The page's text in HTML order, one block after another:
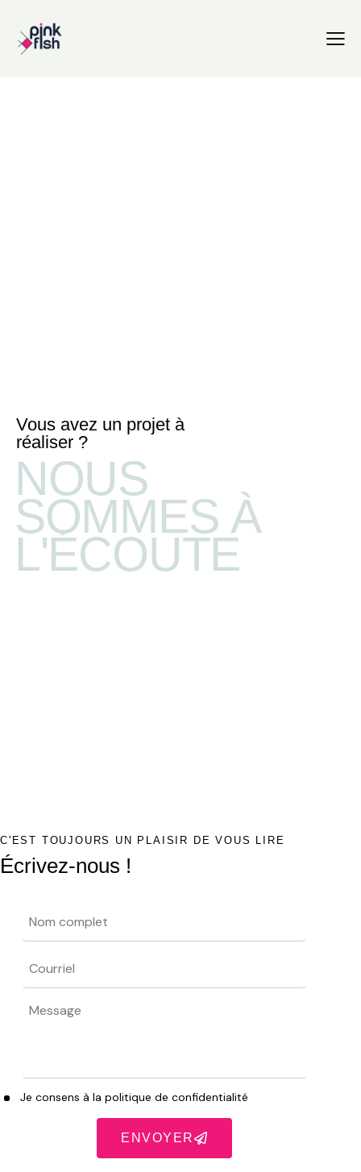
Vous avez un projet à
réaliser ?
NOUS
SOMMES À
L'ÉCOUTE
C'EST TOUJOURS UN PLAISIR DE VOUS LIRE
Écrivez-nous !
Je consens à lapolitique de confidentialité
ENVOYER